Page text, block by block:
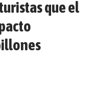
que el